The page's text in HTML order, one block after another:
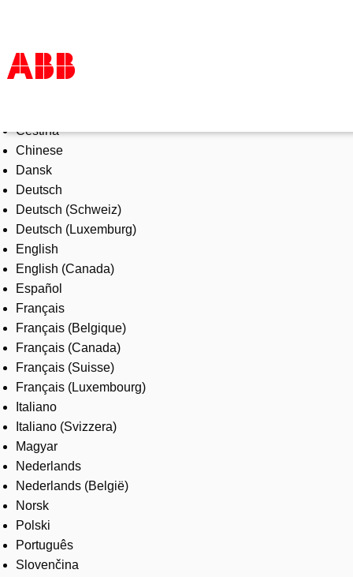
Products & Solutions
Industries
Services
About us
Where to buy
Contact us
Careers
Čeština
Chinese
Dansk
Deutsch
Deutsch (Schweiz)
Deutsch (Luxemburg)
English
English (Canada)
Español
Français
Français (Belgique)
Français (Canada)
Français (Suisse)
Français (Luxembourg)
Italiano
Italiano (Svizzera)
Magyar
Nederlands
Nederlands (België)
Norsk
Polski
Português
Slovenčina